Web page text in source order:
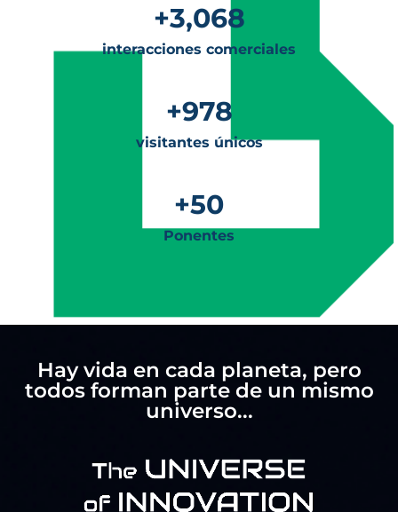
interacciones comerciales
+3,068
visitantes únicos
+978
Ponentes
+50
Hay vida en cada planeta, pero
todos forman parte de un mismo
universo...